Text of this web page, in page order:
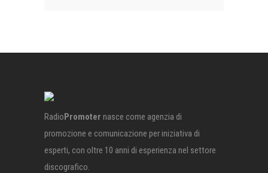
RadioPromoter nasce come agenzia di
promozione e comunicazione per iniziativa di
esperti, con oltre 10 anni di esperienza nel settore
discografico.